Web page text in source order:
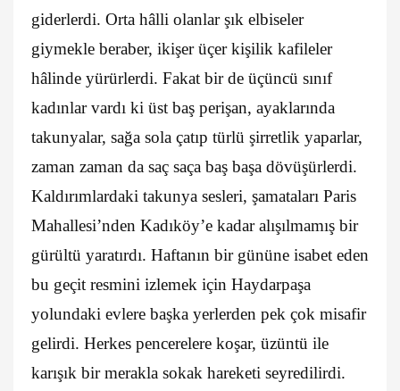
giderlerdi. Orta hâlli olanlar şık elbiseler
giymekle beraber, ikişer üçer kişilik kafileler
hâlinde yürürlerdi. Fakat bir de üçüncü sınıf
kadınlar vardı ki üst baş perişan, ayaklarında
takunyalar, sağa sola çatıp türlü şirretlik yaparlar,
zaman zaman da saç saça baş başa dövüşürlerdi.
Kaldırımlardaki takunya sesleri, şamataları Paris
Mahallesi’nden Kadıköy’e kadar alışılmamış bir
gürültü yaratırdı. Haftanın bir gününe isabet eden
bu geçit resmini izlemek için Haydarpaşa
yolundaki evlere başka yerlerden pek çok misafir
gelirdi. Herkes pencerelere koşar, üzüntü ile
karışık bir merakla sokak hareketi seyredilirdi.